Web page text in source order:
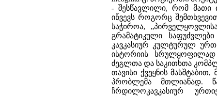
- შესწავლილი, რომ მათი
იწვევს როგორც
საჭიროა,
გრამატიკული
კავკასიურ კულტურულ
ისტორიის
ძეგლთა და საკითხთა
თავისი ქვეყნის
პრობლემა მთლიანად.
ჩრდილოკავკასიურ